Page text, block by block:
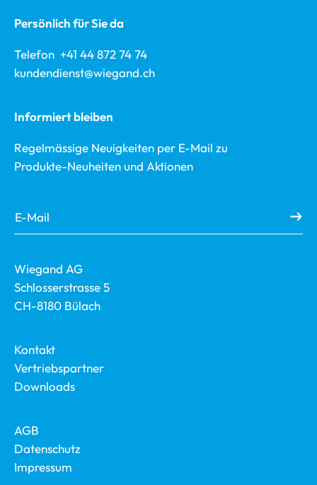
Persönlich für Sie da
Telefon +41 44 872 74 74
kundendienst@wiegand.ch
Informiert bleiben
Regelmässige Neuigkeiten per E-Mail zu
Produkte-Neuheiten und Aktionen
Wiegand AG
Schlosserstrasse 5
CH-8180 Bülach
Kontakt
Vertriebspartner
Downloads
AGB
Datenschutz
Impressum